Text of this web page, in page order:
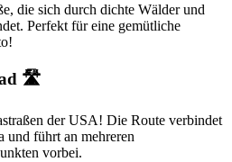
die sich durch dichte Wälder und
Perfekt für eine gemütliche
🛣
der USA! Die Route verbindet
und führt an mehreren
vorbei.